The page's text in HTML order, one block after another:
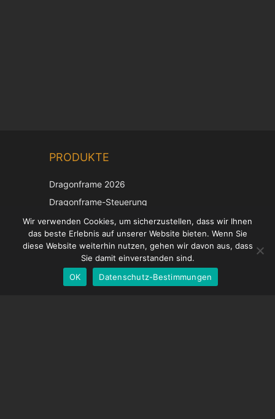
PRODUKTE
Dragonframe 2026
Dragonframe-Steuerung
DDMX-512
DMC-32
EOS LV-Korrekturkappe
Wir verwenden Cookies, um sicherzustellen, dass wir Ihnen
das beste Erlebnis auf unserer Website bieten. Wenn Sie
diese Website weiterhin nutzen, gehen wir davon aus, dass
Sie damit einverstanden sind.
OK
Datenschutz-BestimmungenGerman
Spanish
French